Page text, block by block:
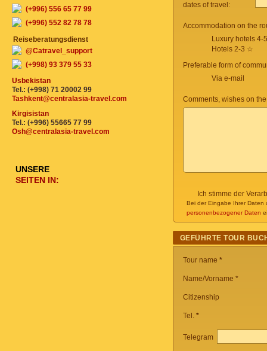
dates of travel:
Accommodation on the
Luxury hotels 4-
Hotels 2-3 ☆
Preferable form of
Via e-mail
Comments, wishes on
Ich stimme der
Bei der Eingabe Ihrer Daten
personenbezogener Daten
GEFÜHRTE TOUR
Tour name *
Name/Vorname *
Citizenship
Tel. *
Telegram
(+996) 556 65 77 99
(+996) 552 82 78 78
Reiseberatungsdienst
@Catravel_support
(+998) 93 379 55 33
Usbekistan
Tel.: (+998) 71 20002 99
Tashkent@centralasia-travel.com
Kirgisistan
Tel.: (+996) 55665 77 99
Osh@centralasia-travel.com
UNSERE
SEITEN IN: